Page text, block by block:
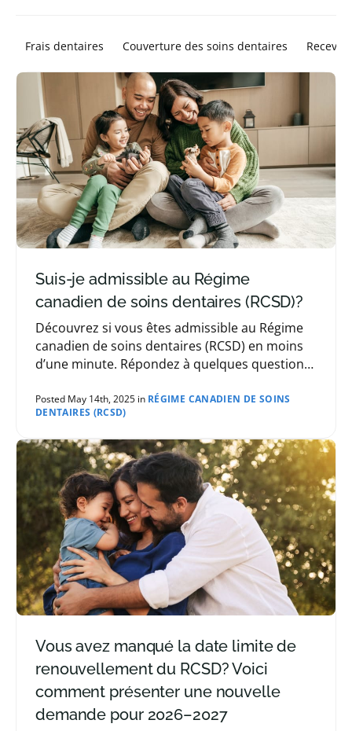
Frais dentaires Couverture des soins dentaires
Suis-je admissible au Régime
canadien de soins dentaires (RCSD)?
Posted May 14th, 2025 in RÉGIME CANADIEN DE SOINS
DENTAIRES (RCSD)
Découvrez si vous êtes admissible au Régime
canadien de soins dentaires (RCSD) en moins
d’une minute. Répondez à quelques questions
fonction de votre lieu de résidence, de votre
âge, de votre revenu et de votre couverture
d’assurance.
Vous avez manqué la date limite de
renouvellement du RCSD? Voici
comment présenter une nouvelle
demande pour 2026–2027